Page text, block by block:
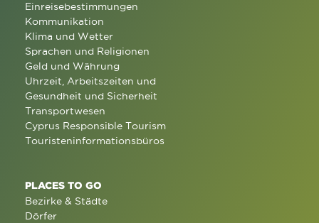
Einreisebestimmungen
Kommunikation
Klima und Wetter
Sprachen und Religionen
Geld und Währung
Uhrzeit, Arbeitszeiten und
Gesundheit und Sicherheit
Transportwesen
Cyprus Responsible Tourism
Touristeninformationsbüros
PLACES TO GO
Bezirke & Städte
Dörfer